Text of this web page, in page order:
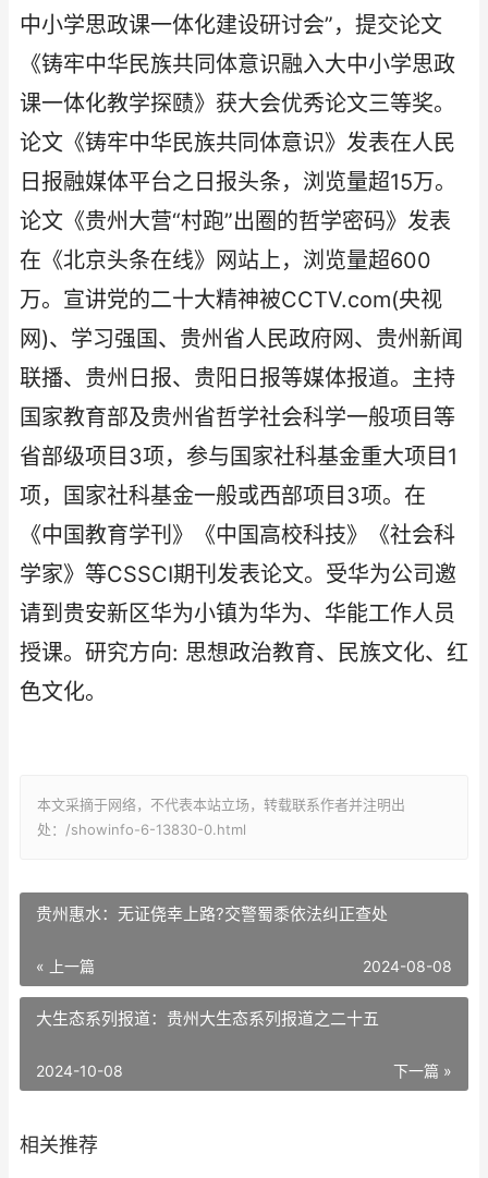
中小学思政课一体化建设研讨会”，提交论文
《铸牢中华民族共同体意识融入大中小学思政
课一体化教学探赜》获大会优秀论文三等奖。
论文《铸牢中华民族共同体意识》发表在人民
日报融媒体平台之日报头条，浏览量超15万。
论文《贵州大营“村跑”出圈的哲学密码》发表
在《北京头条在线》网站上，浏览量超600
万。宣讲党的二十大精神被CCTV.com(央视
网)、学习强国、贵州省人民政府网、贵州新闻
联播、贵州日报、贵阳日报等媒体报道。主持
国家教育部及贵州省哲学社会科学一般项目等
省部级项目3项，参与国家社科基金重大项目1
项，国家社科基金一般或西部项目3项。在
《中国教育学刊》《中国高校科技》《社会科
学家》等CSSCI期刊发表论文。受华为公司邀
请到贵安新区华为小镇为华为、华能工作人员
授课。研究方向: 思想政治教育、民族文化、红
色文化。
本文采摘于网络，不代表本站立场，转载联系作者并注明出
处：/showinfo-6-13830-0.html
贵州惠水：无证侥幸上路?交警蜀黍依法纠正查处
« 上一篇 2024-08-08
大生态系列报道：贵州大生态系列报道之二十五
下一篇 »
2024-10-08
相关推荐